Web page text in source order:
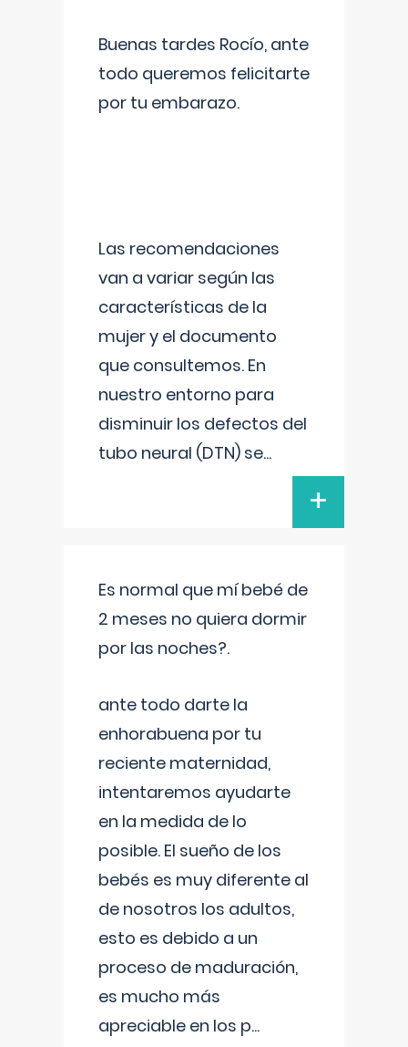
Buenas tardes Rocío, ante
todo queremos felicitarte
por tu embarazo.
Las recomendaciones
van a variar según las
características de la
mujer y el documento
que consultemos. En
nuestro entorno para
disminuir los defectos del
tubo neural (DTN) se...
+
Es normal que mí bebé de
2 meses no quiera dormir
por las noches?.
ante todo darte la
enhorabuena por tu
reciente maternidad,
intentaremos ayudarte
en la medida de lo
posible. El sueño de los
bebés es muy diferente al
de nosotros los adultos,
esto es debido a un
proceso de maduración,
es mucho más
apreciable en los p...